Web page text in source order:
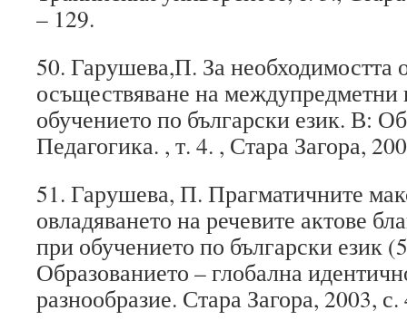
– 129.
50. Гарушева,П. За необходимостта
осъществяване на междупредметни
обучението по български език. В:
Педагогика. , т. 4. , Стара Загора,
51. Гарушева, П. Прагматичните
овладяването на речевите актове
при обучението по български език
Образованието – глобална
разнообразие. Стара Загора, 2003,